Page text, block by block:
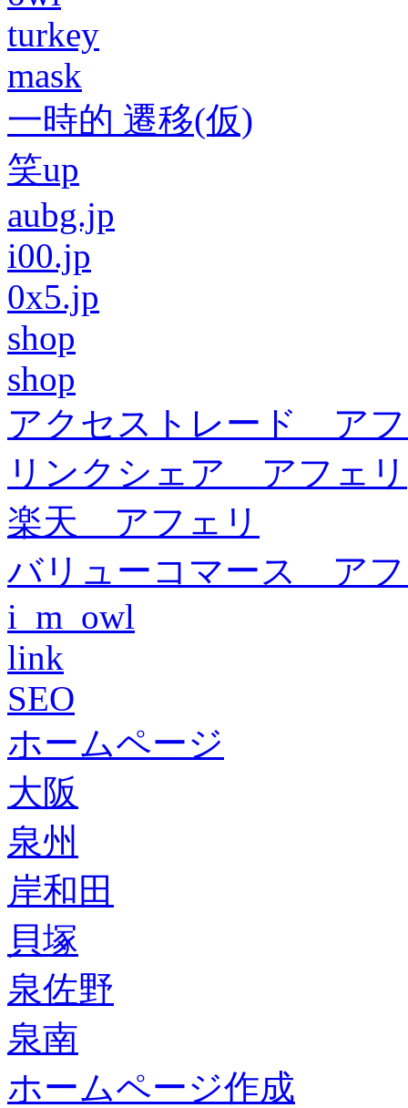
turkey
mask
一時的 遷移(仮)
笑up
aubg.jp
i00.jp
0x5.jp
shop
shop
アクセストレード ア
リンクシェア アフェリ
楽天 アフェリ
バリューコマース ア
i_m_owl
link
SEO
ホームページ
大阪
泉州
岸和田
貝塚
泉佐野
泉南
ホームページ作成